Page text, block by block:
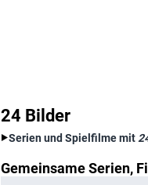
24 Bilder
Serien und Spielfilme mit
Gemeinsame Serien,